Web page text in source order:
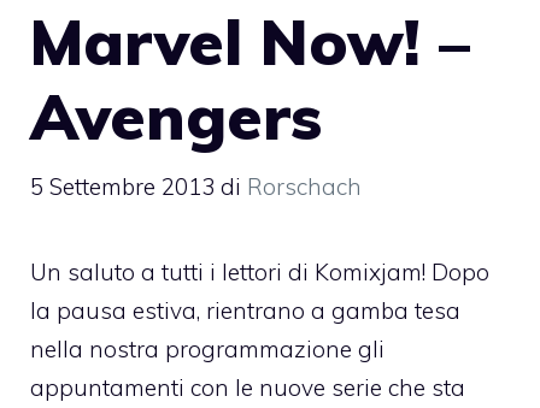
Marvel Now! –
Avengers
5 Settembre 2013 di Rorschach
Un saluto a tutti i lettori di Komixjam! Dopo
la pausa estiva, rientrano a gamba tesa
nella nostra programmazione gli
appuntamenti con le nuove serie che sta